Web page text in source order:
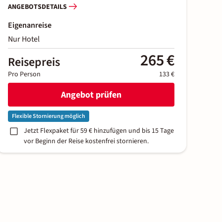
ANGEBOTSDETAILS
Eigenanreise
Nur Hotel
Reisepreis 265 €
Pro Person 133 €
Angebot prüfen
Flexible Stornierung möglich
Jetzt Flexpaket für 59 € hinzufügen und bis 15 Tage
vor Beginn der Reise kostenfrei stornieren.